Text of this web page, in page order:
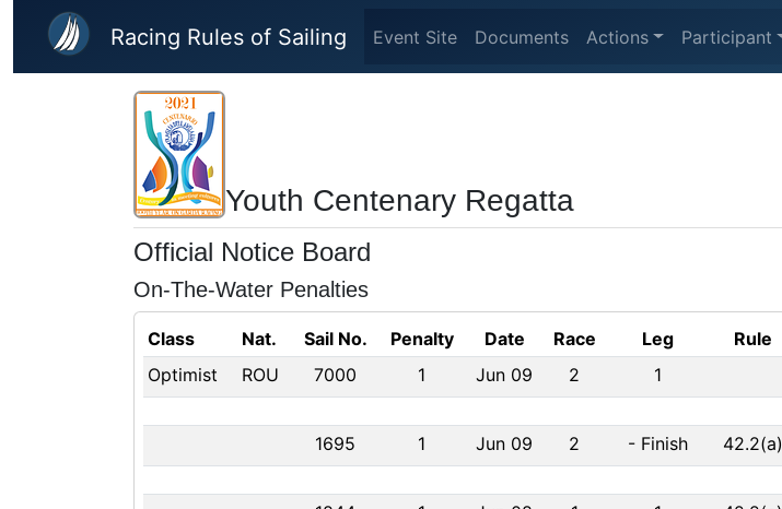
Skip to main content
Racing Rules of Sailing Event Site Documents Actions Participant
Youth Centenary Regatta
Official Notice Board
On-The-Water Penalties
Class Nat. Sail No. Penalty Date Race Leg Rule
Optimist
ROU 7000 1 Jun 09 2 1
1695 1 Jun 09 2 - Finish 42.2(a)